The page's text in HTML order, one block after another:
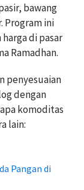
bawang
Program ini
di pasar
Ramadhan.
penyesuaian
dengan
komoditas
lain:
Pangan di